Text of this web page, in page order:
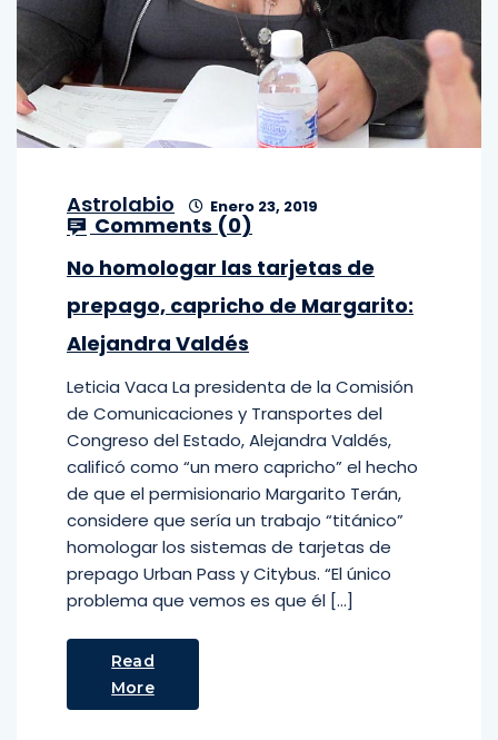
Astrolabio Enero 23, 2019
Comments (0)
No homologar las tarjetas de
prepago, capricho de Margarito:
Alejandra Valdés
Leticia Vaca La presidenta de la Comisión
de Comunicaciones y Transportes del
Congreso del Estado, Alejandra Valdés,
calificó como “un mero capricho” el hecho
de que el permisionario Margarito Terán,
considere que sería un trabajo “titánico”
homologar los sistemas de tarjetas de
prepago Urban Pass y Citybus. “El único
problema que vemos es que él […]
Read
More